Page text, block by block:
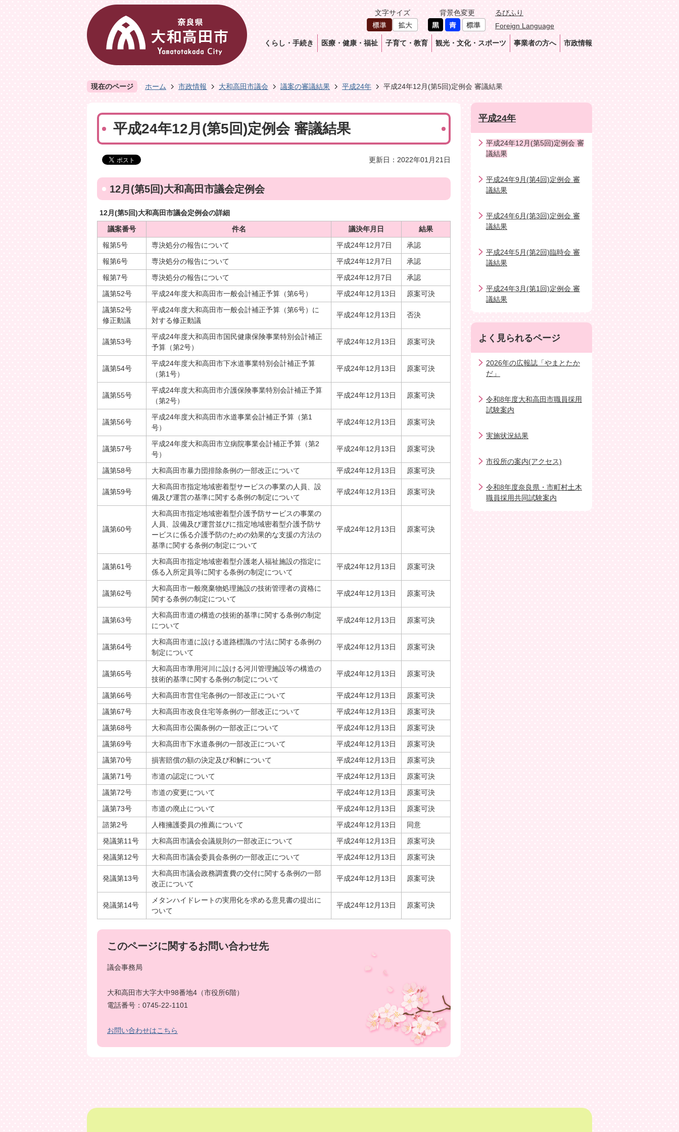
文字サイズ 背景色変更
るびふり
Foreign Language
くらし・手続き 医療・健康・福祉 子育て・教育 観光・文化・スポーツ 事業者の方へ 市政情報
現在のページ ホーム 市政情報 大和高田市議会 議案の審議結果 平成24年 平成24年12月(第5回)定例会 審議結果
平成24年12月(第5回)定例会 審議結果
更新日：2022年01月21日
12月(第5回)大和高田市議会定例会
12月(第5回)大和高田市議会定例会の詳細
議案番号
件名 議決年月日
結果
報第5号
専決処分の報告について 平成24年12月7日
承認
報第6号
専決処分の報告について 平成24年12月7日
承認
報第7号
専決処分の報告について 平成24年12月7日
承認
議第52号
平成24年度大和高田市一般会計補正予算（第6号） 平成24年12月13日
原案可決
議第52号
修正動議
平成24年度大和高田市一般会計補正予算（第6号）に
対する修正動議
平成24年12月13日 否決
議第53号
平成24年度大和高田市国民健康保険事業特別会計補正
予算（第2号）
平成24年12月13日 原案可決
議第54号
平成24年度大和高田市下水道事業特別会計補正予算
（第1号）
平成24年12月13日 原案可決
議第55号
平成24年度大和高田市介護保険事業特別会計補正予算
（第2号）
平成24年12月13日 原案可決
議第56号
平成24年度大和高田市水道事業会計補正予算（第1
号）
平成24年12月13日 原案可決
議第57号
平成24年度大和高田市立病院事業会計補正予算（第2
号）
平成24年12月13日 原案可決
議第58号 大和高田市暴力団排除条例の一部改正について 平成24年12月13日 原案可決
議第59号
大和高田市指定地域密着型サービスの事業の人員、設
備及び運営の基準に関する条例の制定について
平成24年12月13日 原案可決
議第60号
大和高田市指定地域密着型介護予防サービスの事業の
人員、設備及び運営並びに指定地域密着型介護予防サ
ービスに係る介護予防のための効果的な支援の方法の
基準に関する条例の制定について
平成24年12月13日 原案可決
議第61号
大和高田市指定地域密着型介護老人福祉施設の指定に
係る入所定員等に関する条例の制定について
平成24年12月13日 原案可決
議第62号
大和高田市一般廃棄物処理施設の技術管理者の資格に
関する条例の制定について
平成24年12月13日 原案可決
議第63号
大和高田市道の構造の技術的基準に関する条例の制定
について
平成24年12月13日 原案可決
議第64号
大和高田市道に設ける道路標識の寸法に関する条例の
制定について
平成24年12月13日 原案可決
議第65号
大和高田市準用河川に設ける河川管理施設等の構造の
技術的基準に関する条例の制定について
平成24年12月13日 原案可決
議第66号 大和高田市営住宅条例の一部改正について 平成24年12月13日
原案可決
議第67号
大和高田市改良住宅等条例の一部改正について 平成24年12月13日
原案可決
議第68号
大和高田市公園条例の一部改正について 平成24年12月13日
原案可決
議第69号
大和高田市下水道条例の一部改正について 平成24年12月13日
原案可決
議第70号
損害賠償の額の決定及び和解について 平成24年12月13日
原案可決
議第71号
市道の認定について 平成24年12月13日
原案可決
議第72号
市道の変更について 平成24年12月13日
原案可決
議第73号
市道の廃止について 平成24年12月13日
原案可決
諮第2号
人権擁護委員の推薦について 平成24年12月13日
同意
発議第11号
大和高田市議会会議規則の一部改正について 平成24年12月13日
原案可決
発議第12号
大和高田市議会委員会条例の一部改正について 平成24年12月13日 原案可決
発議第13号
大和高田市議会政務調査費の交付に関する条例の一部
改正について
平成24年12月13日 原案可決
発議第14号
メタンハイドレートの実用化を求める意見書の提出に
ついて
平成24年12月13日 原案可決
このページに関するお問い合わせ先
議会事務局
大和高田市大字大中98番地4（市役所6階）
電話番号：0745-22-1101
お問い合わせはこちら
平成24年
平成24年12月(第5回)定例会 審
議結果
平成24年9月(第4回)定例会 審
議結果
平成24年6月(第3回)定例会 審
議結果
平成24年5月(第2回)臨時会 審
議結果
平成24年3月(第1回)定例会 審
議結果
よく見られるページ
2026年の広報誌「やまとたか
だ」
令和8年度大和高田市職員採用
試験案内
実施状況結果
市役所の案内(アクセス)
令和8年度奈良県・市町村土木
職員採用共同試験案内